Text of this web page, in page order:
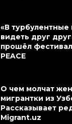
«В
видеть друг
прошёл
PEACE
О чем молчат
мигрантки из
Рассказывает
Migrant.uz